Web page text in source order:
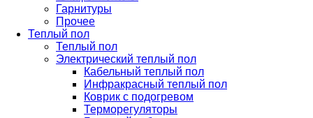
Гарнитуры
Прочее
Теплый пол
Теплый пол
Электрический теплый пол
Кабельный теплый пол
Инфракрасный теплый пол
Коврик с подогревом
Терморегуляторы